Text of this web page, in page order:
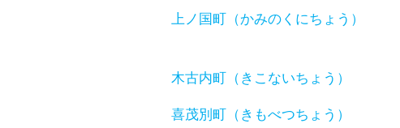
上ノ国町（かみのくにちょう）
木古内町（きこないちょう）
喜茂別町（きもべつちょう）